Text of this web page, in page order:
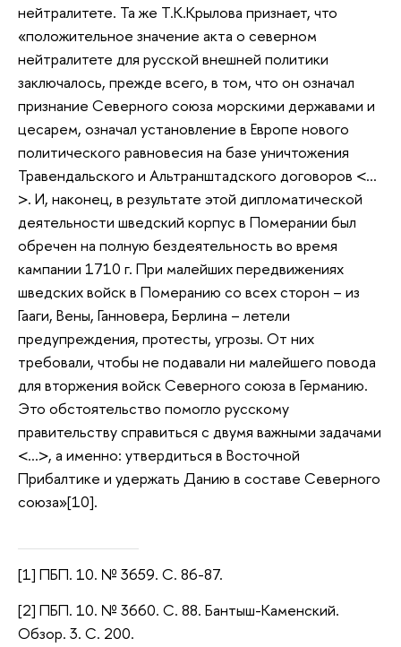
нейтралитете. Та же Т.К.Крылова признает, что
«положительное значение акта о северном
нейтралитете для русской внешней политики
заключалось, прежде всего, в том, что он означал
признание Северного союза морскими державами и
цесарем, означал установление в Европе нового
политического равновесия на базе уничтожения
Травендальского и Альтранштадского договоров <…
>. И, наконец, в результате этой дипломатической
деятельности шведский корпус в Померании был
обречен на полную бездеятельность во время
кампании 1710 г. При малейших передвижениях
шведских войск в Померанию со всех сторон – из
Гааги, Вены, Ганновера, Берлина – летели
предупреждения, протесты, угрозы. От них
требовали, чтобы не подавали ни малейшего повода
для вторжения войск Северного союза в Германию.
Это обстоятельство помогло русскому
правительству справиться с двумя важными задачами
<…>, а именно: утвердиться в Восточной
Прибалтике и удержать Данию в составе Северного
союза»[10].
[1] ПБП. 10. № 3659. С. 86-87.
[2] ПБП. 10. № 3660. С. 88. Бантыш-Каменский.
Обзор. 3. С. 200.